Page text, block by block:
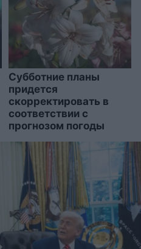
Субботние планы
придется
скорректировать в
соответствии с
прогнозом погоды